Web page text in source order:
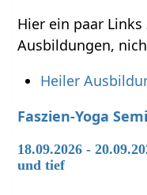
Hier ein paar
Ausbildungen,
Heiler
Faszien-Yoga
18.09.2026 -
und tief